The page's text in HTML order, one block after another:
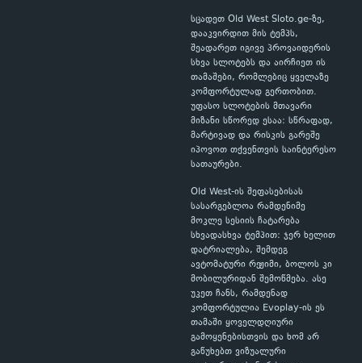
სცადეთ Old West Sloto.ge-ზე,
დააკვირდით მის ტემპს,
შეადარეთ იგივე პროვაიდერის
სხვა სლოტებს და აირჩიეთ ის
თამაშები, რომლებიც ყველაზე
კომფორტულად გერთობით.
უფასო სლოტების მთავარი
მიზანი სწორედ ესაა: სწრაფად,
მარტივად და რისკის გარეშე
იპოვოთ თქვენთვის საინტერესო
სათაურები.
Old West-ის შეფასებისას
სასარგებლოა რამდენიმე
მოკლე სესიის ჩატარება
სხვადასხვა ტემპით: ჯერ ხელით
დატრიალება, შემდეგ
ავტომატური რეჟიმი, ბოლოს კი
მობილურიდან შემოწმება. ასე
უკეთ ჩანს, რამდენად
კომფორტულია Evoplay-ის ეს
თამაში ყოველდღიური
გამოყენებისთვის და ხომ არ
გაწუხებთ ვიზუალური